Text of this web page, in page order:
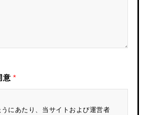
意 *
にあたり、当サイトおよび運営者